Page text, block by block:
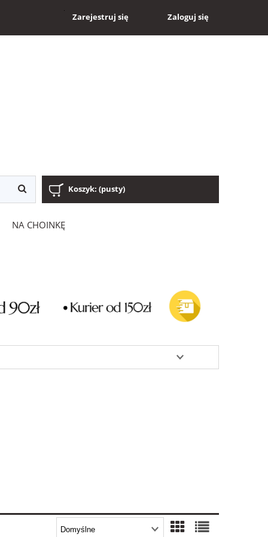
Zarejestruj się Zaloguj się
Koszyk: (pusty)
NA CHOINKĘ